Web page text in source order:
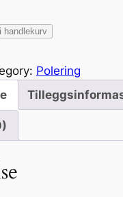
,
k
i handlekurv
Polering